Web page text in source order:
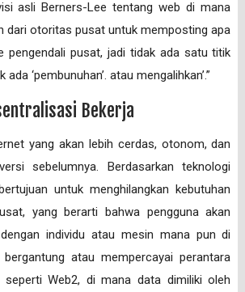
asli Berners-Lee tentang web di mana
dari otoritas pusat untuk memposting apa
pengendali pusat, jadi tidak ada satu titik
‘pembunuhan’. atau mengalihkan’.”
Bekerja
yang akan lebih cerdas, otonom, dan
sebelumnya. Berdasarkan teknologi
untuk menghilangkan kebutuhan
yang berarti bahwa pengguna akan
individu atau mesin mana pun di
atau mempercayai perantara
seperti Web2, di mana data dimiliki oleh